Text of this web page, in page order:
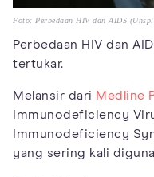
Foto: Perbedaan HIV dan AIDS
Perbedaan HIV dan
tertukar.
Melansir dari Medline
Immunodeficiency
Immunodeficiency
yang sering kali